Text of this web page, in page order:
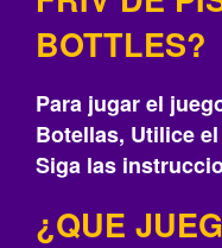
BOTTLES?
Para jugar el
Botellas, Utilice
Siga las
¿QUE